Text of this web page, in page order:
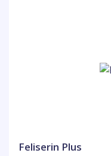
Feliserin Plus